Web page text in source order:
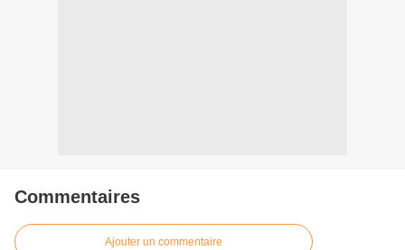
Commentaires
Ajouter un commentaire